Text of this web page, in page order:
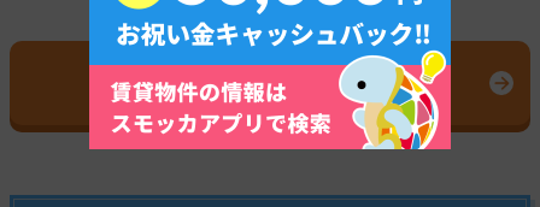
検索で見つからないお部屋探します
イエプラの公式サイトはこちら